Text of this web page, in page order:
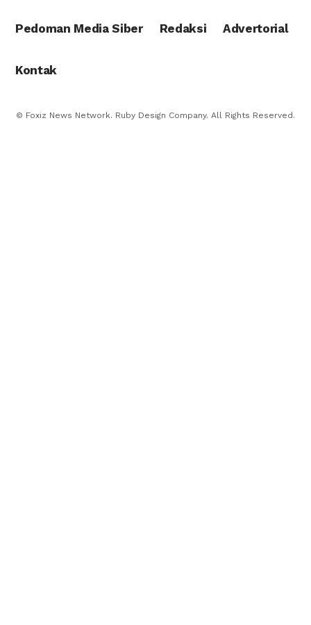
Pedoman Media Siber Redaksi Advertorial
Kontak
© Foxiz News Network. Ruby Design Company. All Rights Reserved.